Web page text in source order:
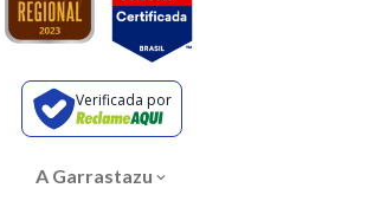
Verificada por
A Garrastazu